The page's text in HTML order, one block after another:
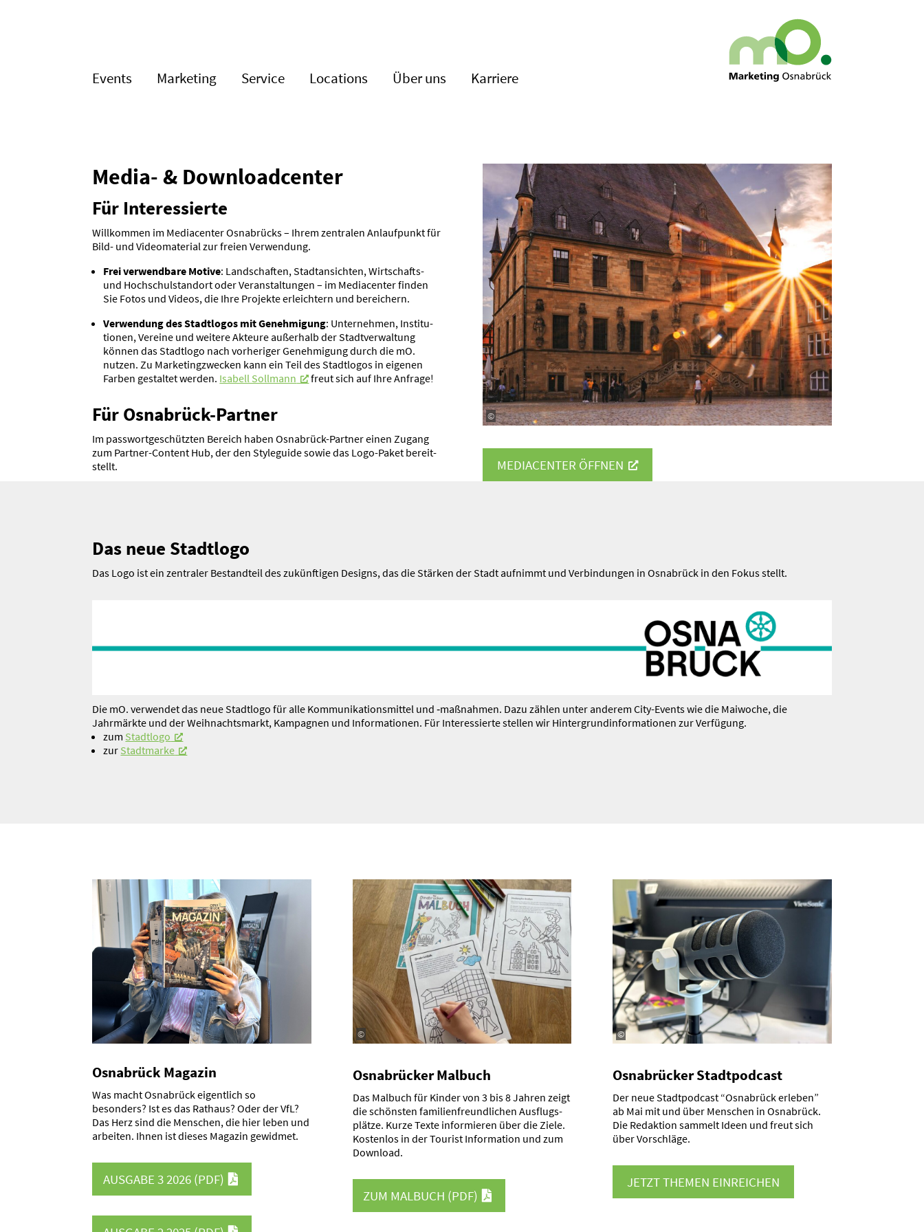
Events Marketing Service Locations Über uns Karriere
Media- & Download­center
Für Inter­es­sierte
Willkommen im Media­center Osnabrücks – Ihrem zentralen Anlauf­punkt für
Bild- und Video­ma­terial zur freien Verwendung.
Frei verwendbare Motive: Landschaften, Stadt­an­sichten, Wirtschafts-
und Hochschul­standort oder Veran­stal­tungen – im Media­center finden
Sie Fotos und Videos, die Ihre Projekte erleichtern und berei­chern.
Verwendung des Stadt­logos mit Geneh­migung: Unter­nehmen, Insti­tu­
tionen, Vereine und weitere Akteure außerhalb der Stadt­ver­waltung
können das Stadtlogo nach vorhe­riger Geneh­migung durch die mO.
nutzen. Zu Marke­ting­zwecken kann ein Teil des Stadt­logos in eigenen
Farben gestaltet werden. Isabell Sollmann freut sich auf Ihre Anfrage!
Für Osnabrück-Partner
Im passwort­ge­schützten Bereich haben Osnabrück-Partner einen Zugang
zum Partner-Content Hub, der den Style­guide sowie das Logo-Paket bereit­
stellt.
©
MEDIA­CENTER ÖFFNEN
Das neue Stadtlogo
Das Logo ist ein zentraler Bestandteil des zukünf­tigen Designs, das die Stärken der Stadt aufnimmt und Verbin­dungen in Osnabrück in den Fokus stellt.
Die mO. verwendet das neue Stadtlogo für alle Kommu­ni­ka­ti­ons­mittel und ‑maßnahmen. Dazu zählen unter anderem City-Events wie die Maiwoche, die
Jahrmärkte und der Weihnachts­markt, Kampagnen und Infor­ma­tionen. Für Inter­es­sierte stellen wir Hinter­grund­in­for­ma­tionen zur Verfügung.
zum Stadtlogo
zur Stadt­marke
Osnabrück Magazin
Was macht Osnabrück eigentlich so
besonders? Ist es das Rathaus? Oder der VfL?
Das Herz sind die Menschen, die hier leben und
arbeiten. Ihnen ist dieses Magazin gewidmet.
AUSGABE 3 2026 (PDF)
©
Osnabrücker Malbuch
Das Malbuch für Kinder von 3 bis 8 Jahren zeigt
die schönsten famili­en­freund­lichen Ausflugs­
plätze. Kurze Texte infor­mieren über die Ziele.
Kostenlos in der Tourist Infor­mation und zum
Download.
ZUM MALBUCH (PDF)
©
Osnabrücker Stadt­podcast
Der neue Stadt­podcast “Osnabrück erleben”
ab Mai mit und über Menschen in Osnabrück.
Die Redaktion sammelt Ideen und freut sich
über Vorschläge.
JETZT THEMEN EINREICHEN